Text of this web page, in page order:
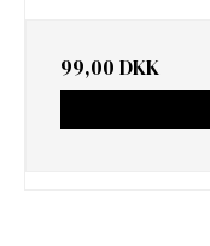
99,00 DKK